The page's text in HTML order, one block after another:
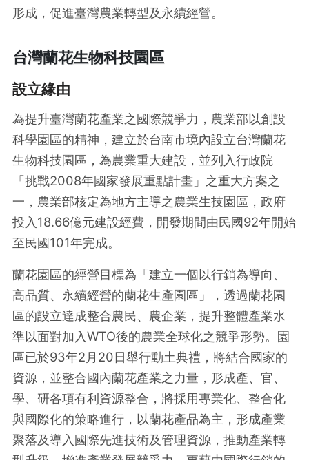
形成，促進臺灣農業轉型及永續經營。
台灣蘭花生物科技園區
設立緣由
為提升臺灣蘭花產業之國際競爭力，農業部以創設
科學園區的精神，建立於台南市境內設立台灣蘭花
生物科技園區，為農業重大建設，並列入行政院
「挑戰2008年國家發展重點計畫」之重大方案之
一，農業部核定為地方主導之農業生技園區，政府
投入18.66億元建設經費，開發期間由民國92年開始
至民國101年完成。
蘭花園區的經營目標為「建立一個以行銷為導向、
高品質、永續經營的蘭花生產園區」，透過蘭花園
區的設立達成整合農民、農企業，提升整體產業水
準以面對加入WTO後的農業全球化之競爭形勢。園
區已於93年2月20日舉行動土典禮，將結合國家的
資源，並整合國內蘭花產業之力量，形成產、官、
學、研各項有利資源整合，將採用專業化、整合化
與國際化的策略進行，以蘭花產品為主，形成產業
聚落及導入國際先進技術及管理資源，推動產業轉